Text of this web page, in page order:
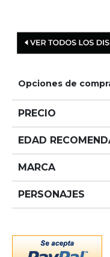
Opciones de
PRECIO
EDAD
MARCA
PERSONAJES